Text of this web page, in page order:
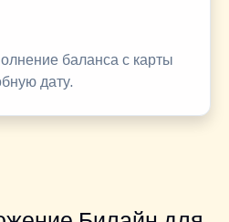
баланса с карты
дату.